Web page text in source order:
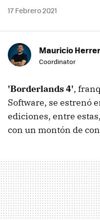
17 Febrero 2021
Mauricio
Coordinator
'Borderlands 4',
Software, se estrenó
ediciones, entre
con un montón de